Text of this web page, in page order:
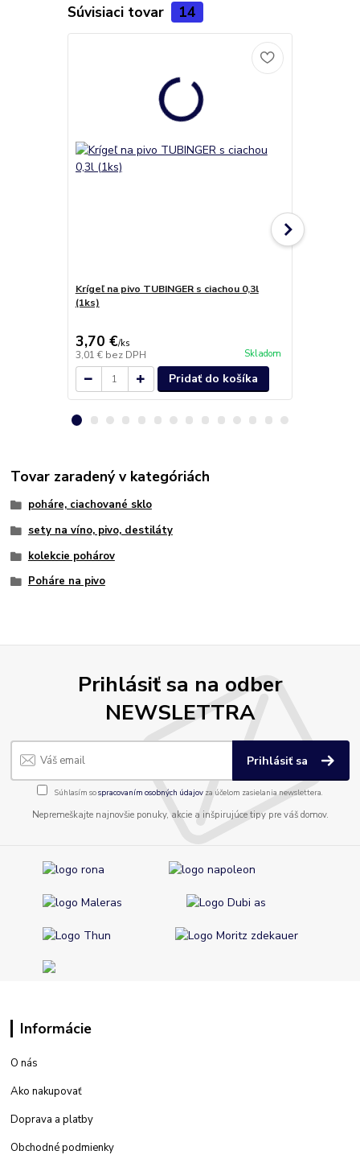
Súvisiaci tovar 14
Krígeľ na pivo TUBINGER s ciachou 0,3l
(1ks)
3,70 €/ks
3,01 € bez DPH Skladom
Pridať do košíka
Tovar zaradený v kategóriách
poháre, ciachované sklo
sety na víno, pivo, destiláty
kolekcie pohárov
Poháre na pivo
Prihlásiť sa na odber
NEWSLETTRA
Prihlásiť sa
Súhlasím sospracovaním osobných údajov za účelom zasielania newslettera.
Nepremeškajte najnovšie ponuky, akcie a inšpirujúce tipy pre váš domov.
Informácie
O nás
Ako nakupovať
Doprava a platby
Obchodné podmienky